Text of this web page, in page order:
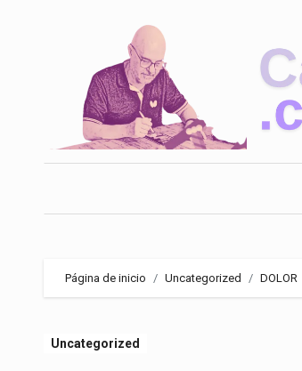
Página de inicio Uncategorized DOLOR
Uncategorized